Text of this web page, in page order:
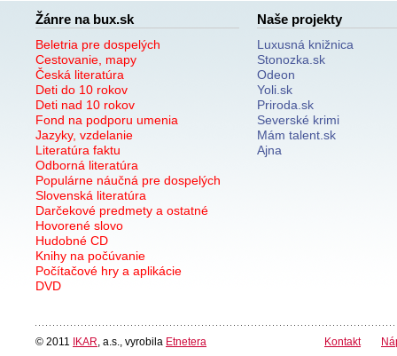
Žánre na bux.sk
Beletria pre dospelých
Cestovanie, mapy
Česká literatúra
Deti do 10 rokov
Deti nad 10 rokov
Fond na podporu umenia
Jazyky, vzdelanie
Literatúra faktu
Odborná literatúra
Populárne náučná pre dospelých
Slovenská literatúra
Darčekové predmety a ostatné
Hovorené slovo
Hudobné CD
Knihy na počúvanie
Počítačové hry a aplikácie
DVD
Naše projekty
Luxusná knižnica
Stonozka.sk
Odeon
Yoli.sk
Priroda.sk
Severské krimi
Mám talent.sk
Ajna
© 2011 IKAR , a.s., vyrobila Etnetera Kontakt